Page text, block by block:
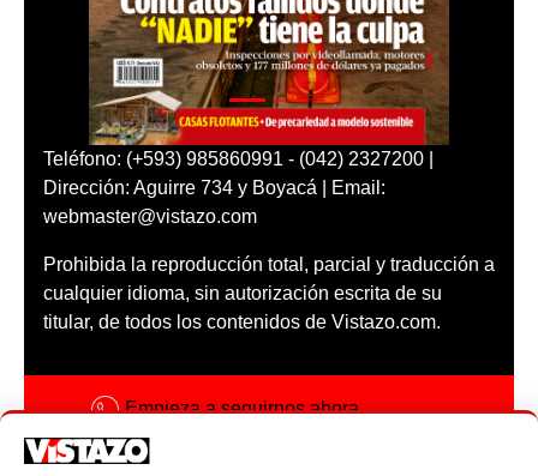
Teléfono: (+593) 985860991 - (042) 2327200 |
Dirección: Aguirre 734 y Boyacá | Email:
webmaster@vistazo.com
Prohibida la reproducción total, parcial y traducción a
cualquier idioma, sin autorización escrita de su
titular, de todos los contenidos de Vistazo.com.
Empieza a seguirnos ahora